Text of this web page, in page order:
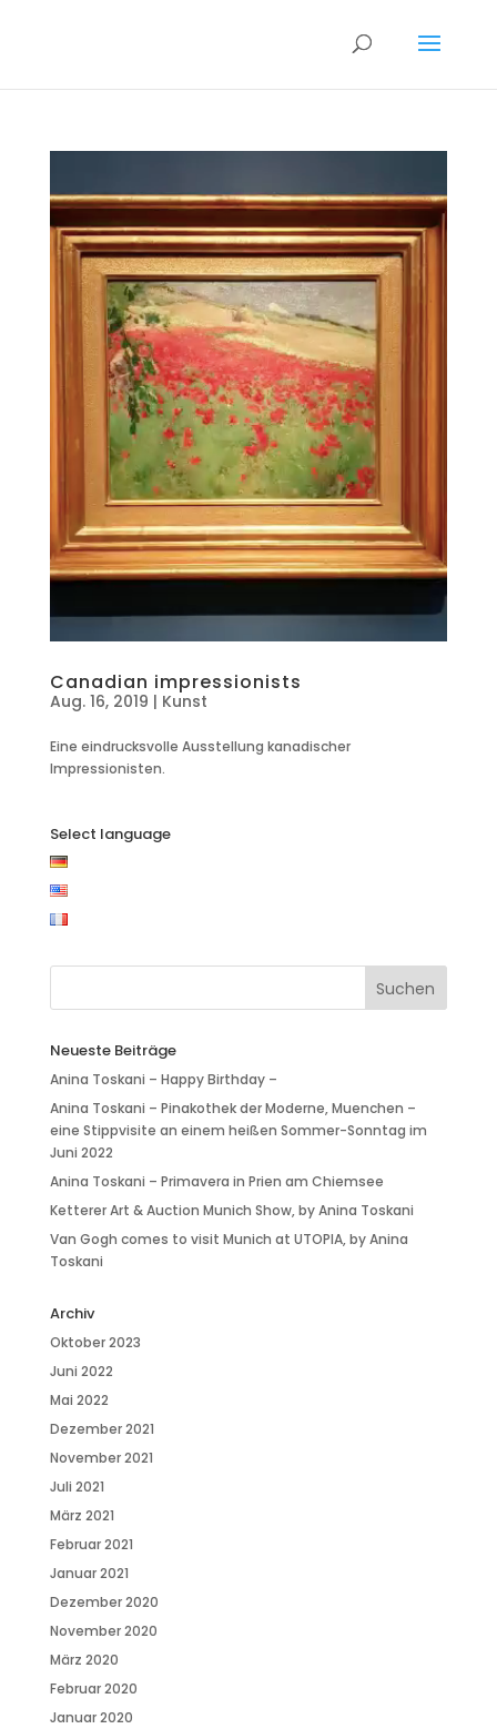
Canadian impressionists
Aug. 16, 2019 | Kunst
Eine eindrucksvolle Ausstellung kanadischer
Impressionisten.
Select language
Neueste Beiträge
Anina Toskani – Happy Birthday –
Anina Toskani – Pinakothek der Moderne, Muenchen –
eine Stippvisite an einem heißen Sommer-Sonntag im
Juni 2022
Anina Toskani – Primavera in Prien am Chiemsee
Ketterer Art & Auction Munich Show, by Anina Toskani
Van Gogh comes to visit Munich at UTOPIA, by Anina
Toskani
Archiv
Oktober 2023
Juni 2022
Mai 2022
Dezember 2021
November 2021
Juli 2021
März 2021
Februar 2021
Januar 2021
Dezember 2020
November 2020
März 2020
Februar 2020
Januar 2020